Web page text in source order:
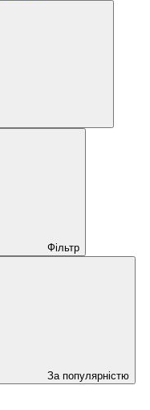
Фільтр
За популярністю